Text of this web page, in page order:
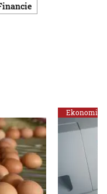
Financie
Ekonomika